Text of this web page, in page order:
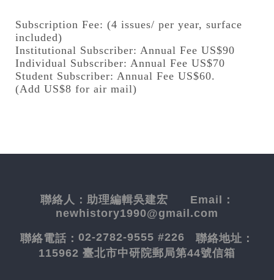
Subscription Fee: (4 issues/ per year, surface
included)
Institutional Subscriber: Annual Fee US$90
Individual Subscriber: Annual Fee US$70
Student Subscriber: Annual Fee US$60.
(Add US$8 for air mail)
聯絡人： 助理編輯吳建宏 Email：
newhistory1990@gmail.com
聯絡電話： 02-2782-9555 #226 聯絡地址：
115962 臺北市中研院郵局第44號信箱